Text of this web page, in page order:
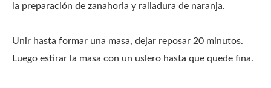
la preparación de zanahoria y ralladura de naranja.
Unir hasta formar una masa, dejar reposar 20 minutos.
Luego estirar la masa con un uslero hasta que quede fina.